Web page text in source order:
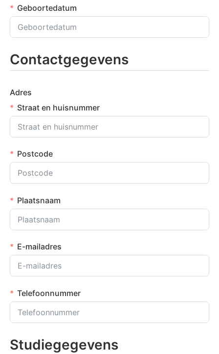
Geboortedatum
Contactgegevens
Adres
Straat en huisnummer
Postcode
Plaatsnaam
E-mailadres
Telefoonnummer
Studiegegevens